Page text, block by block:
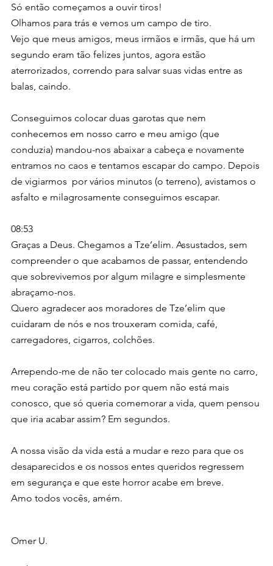
Só então começamos a ouvir tiros!
Olhamos para trás e vemos um campo de tiro.
Vejo que meus amigos, meus irmãos e irmãs, que há um
segundo eram tão felizes juntos, agora estão
aterrorizados, correndo para salvar suas vidas entre as
balas, caindo.
Conseguimos colocar duas garotas que nem
conhecemos em nosso carro e meu amigo (que
conduzia) mandou-nos abaixar a cabeça e novamente
entramos no caos e tentamos escapar do campo. Depois
de vigiarmos  por vários minutos (o terreno), avistamos o
asfalto e milagrosamente conseguimos escapar.
08:53
Graças a Deus. Chegamos a Tze’elim. Assustados, sem
compreender o que acabamos de passar, entendendo
que sobrevivemos por algum milagre e simplesmente
abraçamo-nos.
Quero agradecer aos moradores de Tze’elim que
cuidaram de nós e nos trouxeram comida, café,
carregadores, cigarros, colchões.
Arrependo-me de não ter colocado mais gente no carro,
meu coração está partido por quem não está mais
conosco, que só queria comemorar a vida, quem pensou
que iria acabar assim? Em segundos.
A nossa visão da vida está a mudar e rezo para que os
desaparecidos e os nossos entes queridos regressem
em segurança e que este horror acabe em breve.
Amo todos vocês, amém.
Omer U.